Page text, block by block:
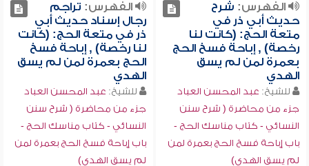
الفهرس: شرح
حديث أبي ذر في
متعة الحج: (كانت لنا
رخصة) , إباحة فسخ الحج
بعمرة لمن لم يسق
الهدي
للشيخ: عبد المحسن العباد
جزء من محاضرة ( شرح سنن
النسائي - كتاب مناسك الحج -
باب إباحة فسخ الحج بعمرة لمن
لم يسق الهدي)
الفهرس: تراجم
رجال إسناد حديث أبي
ذر في متعة الحج: (كانت
لنا رخصة) , إباحة فسخ
الحج بعمرة لمن لم يسق
الهدي
للشيخ: عبد المحسن العباد
جزء من محاضرة ( شرح سنن
النسائي - كتاب مناسك الحج -
باب إباحة فسخ الحج بعمرة لمن
لم يسق الهدي)